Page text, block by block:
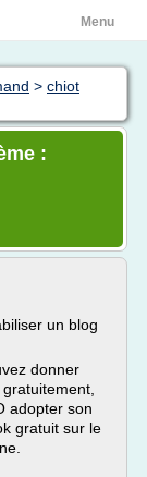
Menu
> chiot
:
un blog
donner
adopter son
gratuit sur le